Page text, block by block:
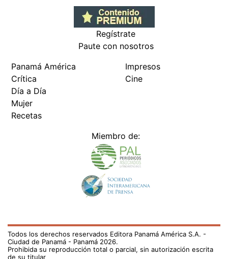
Regístrate
Paute con nosotros
Panamá América
Crítica
Día a Día
Mujer
Recetas
Impresos
Cine
Miembro de:
Todos los derechos reservados Editora Panamá América S.A. -
Ciudad de Panamá - Panamá 2026.
Prohibida su reproducción total o parcial, sin autorización escrita
de su titular